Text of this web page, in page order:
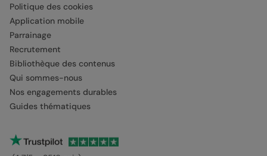
Politique des cookies
Application mobile
Parrainage
Recrutement
Bibliothèque des contenus
Qui sommes-nous
Nos engagements durables
Guides thématiques